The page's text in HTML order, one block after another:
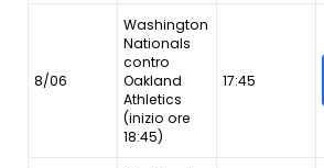
8/06
Washington
Nationals
contro
Oakland
Athletics
(inizio ore
18:45)
17:45